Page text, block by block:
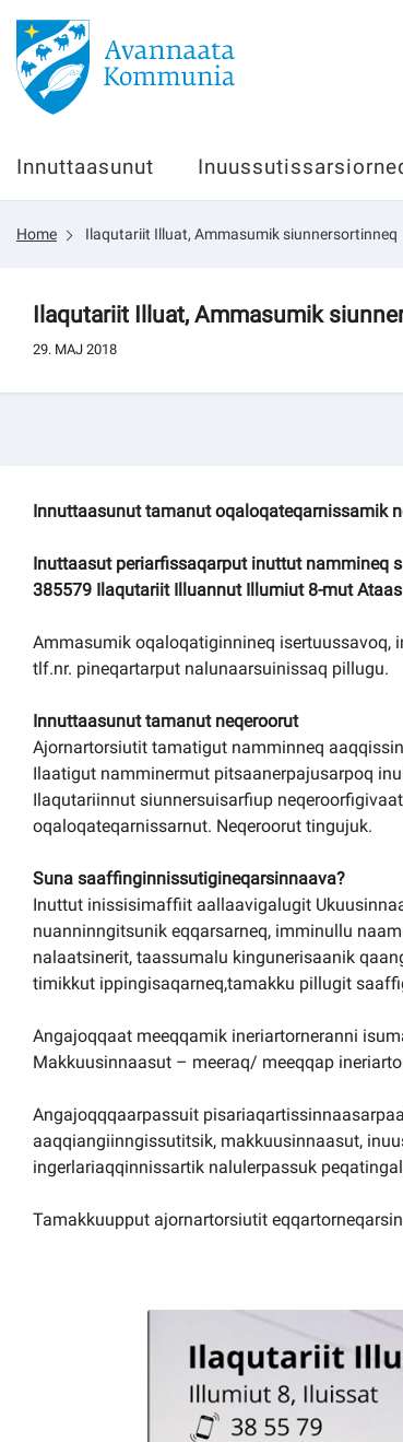
Innuttaasunut
Inuussutissarsiorneq
Politikki
Tassaarsuaq
Kommuni pillugu paasissutissat
Innuttaasunut
Home Ilaqutariit Illuat, Ammasumik siunnersortinneq
Ilaqutariit Illuat, Ammasumik
29. MAJ 2018
Innuttaasunut tamanut oqaloqateqarnissamik
Inuttaasut periarfissaqarput inuttut
385579 Ilaqutariit Illuannut Illumiut 8-mut
Ammasumik oqaloqatiginnineq
tlf.nr. pineqartarput nalunaarsuinissaq pillugu.
Innuttaasunut tamanut neqeroorut
Ajornartorsiutit tamatigut namminneq
Ilaatigut namminermut pitsaanerpajusarpoq
Ilaqutariinnut siunnersuisarfiup
oqaloqateqarnissarnut. Neqeroorut tingujuk.
Suna saaffinginnissutigineqarsinnaava?
Inuttut inissisimaffiit aallaavigalugit
nuanninngitsunik eqqarsarneq, imminullu
nalaatsinerit, taassumalu kingunerisaanik
timikkut ippingisaqarneq,tamakku pillugit
Angajoqqaat meeqqamik ineriartorneranni
Makkuusinnaasut – meeraq/ meeqqap
Angajoqqqaarpassuit
aaqqiangiinngissutitsik, makkuusinnaasut,
ingerlariaqqinnissartik nalulerpassuk
Tamakkuupput ajornartorsiutit